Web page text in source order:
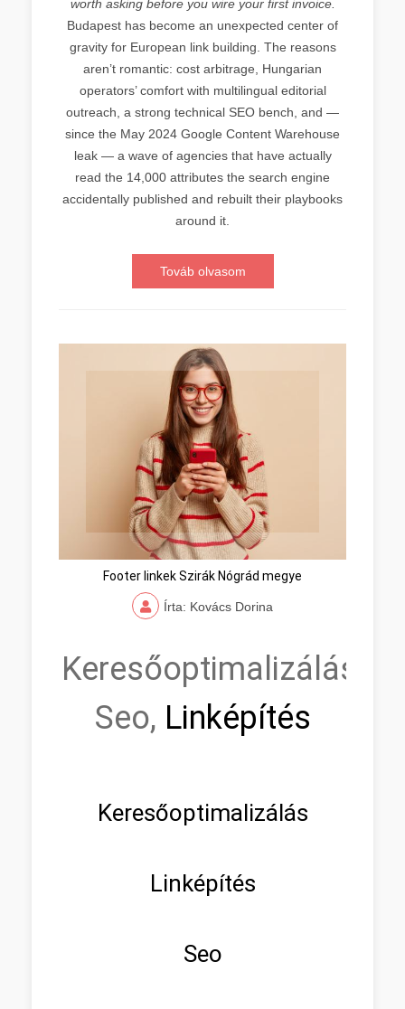
worth asking before you wire your first invoice.
Budapest has become an unexpected center of
gravity for European link building. The reasons
aren’t romantic: cost arbitrage, Hungarian
operators’ comfort with multilingual editorial
outreach, a strong technical SEO bench, and —
since the May 2024 Google Content Warehouse
leak — a wave of agencies that have actually
read the 14,000 attributes the search engine
accidentally published and rebuilt their playbooks
around it.
Továb olvasom
Footer linkek Szirák Nógrád megye
Írta: Kovács Dorina
Keresőoptimalizálás,
Seo, Linképítés
Keresőoptimalizálás
Linképítés
Seo